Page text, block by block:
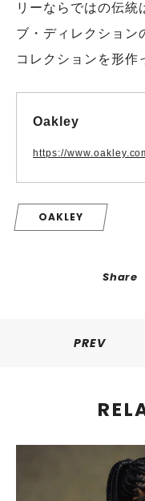
リーならではの伝統
ブ・ディレクション
コレクションを形作
Oakley
https://
OAKLEY
Share
PREV